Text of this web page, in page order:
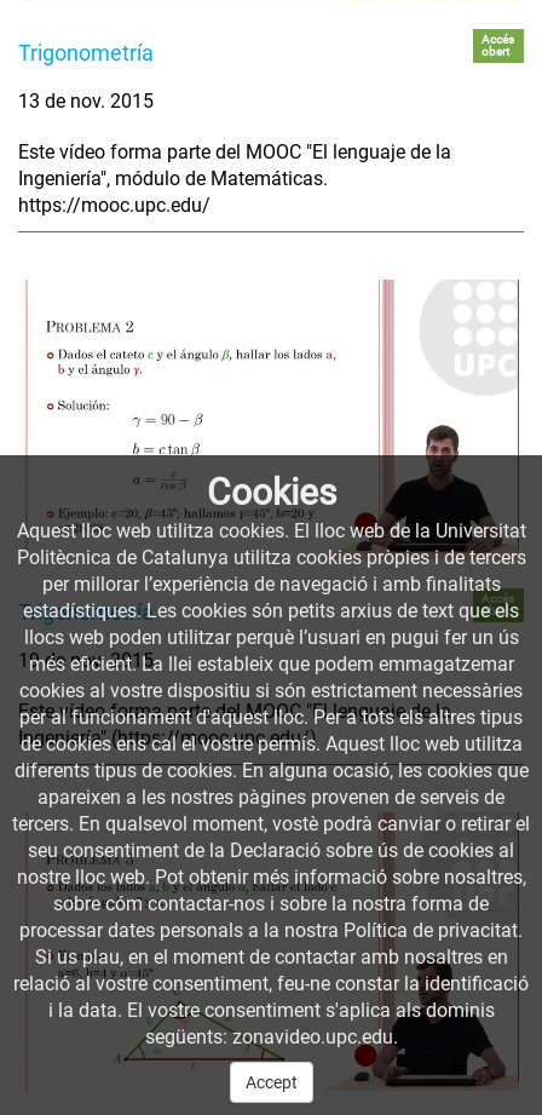
Trigonometría
Accés
obert
13 de nov. 2015
Este vídeo forma parte del MOOC "El lenguaje de la
Ingeniería", módulo de Matemáticas.
https://mooc.upc.edu/
Trigonometría
Accés
obert
19 de nov. 2015
Este vídeo forma parte del MOOC "El lenguaje de la
Ingeniería" (https://mooc.upc.edu/)
Cookies
Aquest lloc web utilitza cookies. El lloc web de la Universitat
Politècnica de Catalunya utilitza cookies pròpies i de tercers
per millorar l’experiència de navegació i amb finalitats
estadístiques. Les cookies són petits arxius de text que els
llocs web poden utilitzar perquè l’usuari en pugui fer un ús
més eficient. La llei estableix que podem emmagatzemar
cookies al vostre dispositiu si són estrictament necessàries
per al funcionament d'aquest lloc. Per a tots els altres tipus
de cookies ens cal el vostre permís. Aquest lloc web utilitza
diferents tipus de cookies. En alguna ocasió, les cookies que
apareixen a les nostres pàgines provenen de serveis de
tercers. En qualsevol moment, vostè podrà canviar o retirar el
seu consentiment de la Declaració sobre ús de cookies al
nostre lloc web. Pot obtenir més informació sobre nosaltres,
sobre cóm contactar-nos i sobre la nostra forma de
processar dates personals a la nostra Política de privacitat.
Si us plau, en el moment de contactar amb nosaltres en
relació al vostre consentiment, feu-ne constar la identificació
i la data. El vostre consentiment s'aplica als dominis
següents: zonavideo.upc.edu.
Accept